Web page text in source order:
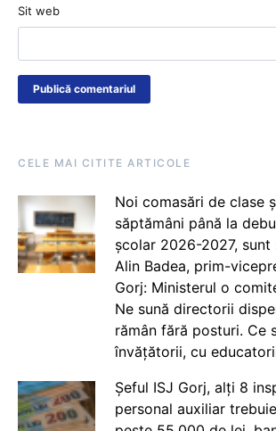
Sit web
CELE MAI CITITE ARTICOLE
Noi comasări de clase
săptămâni până la
școlar 2026-2027, sunt
Alin Badea, prim-
Gorj: Ministerul o
Ne sună directorii
rămân fără posturi. Ce
învățătorii, cu
Șeful ISJ Gorj, alți 8
personal auxiliar